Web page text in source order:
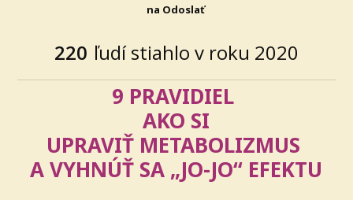
na Odoslať
220 ľudí stiahlo v roku 2020
9 PRAVIDIEL
AKO SI
UPRAVIŤ METABOLIZMUS
A VYHNÚŤ SA „JO-JO“ EFEKTU